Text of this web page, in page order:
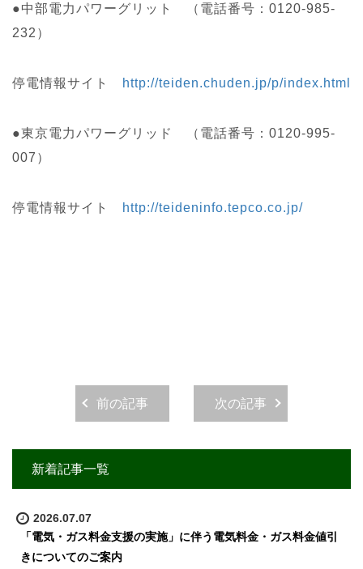
●中部電力パワーグリット （電話番号：0120-985-
232）
停電情報サイト http://teiden.chuden.jp/p/index.html
●東京電力パワーグリッド （電話番号：0120-995-
007）
停電情報サイト http://teideninfo.tepco.co.jp/
前の記事 次の記事
新着記事一覧
2026.07.07
「電気・ガス料金支援の実施」に伴う電気料金・ガス料金値引
きについてのご案内